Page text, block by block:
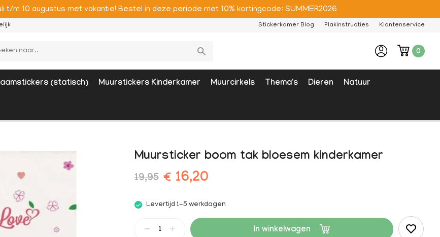
t/m 10 augustus met vakantie! Bestel in deze periode met 10% kortingcode: SUMMER2026
Stickerkamer Blog Plakinstructies Klantenservice
0
(statisch) Muurstickers Kinderkamer Muurcirkels Thema's Dieren Natuur
Muursticker boom tak bloesem kinderkamer
19,95 € 16,20
Levertijd 1-5 werkdagen
In winkelwagen